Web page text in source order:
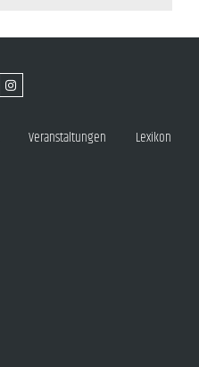
Veranstaltungen Lexikon